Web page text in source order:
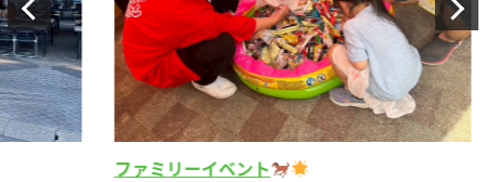
ファミリーイベント